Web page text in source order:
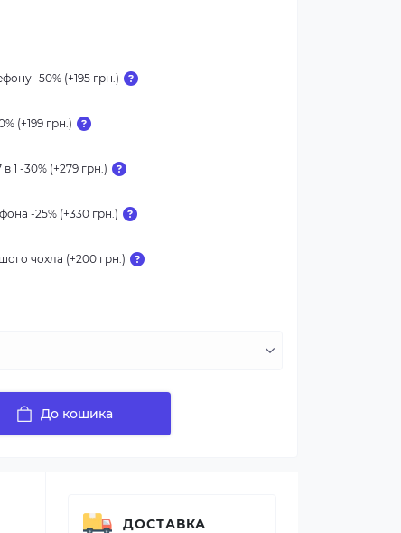
-50% (+195 грн.)
(+199 грн.)
1 -30% (+279 грн.)
-25% (+330 грн.)
чохла (+200 грн.)
До кошика
ДОСТАВКА